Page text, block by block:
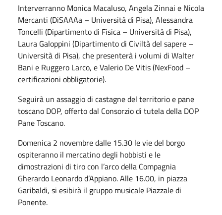
Interverranno Monica Macaluso, Angela Zinnai e Nicola
Mercanti (DiSAAAa – Università di Pisa), Alessandra
Toncelli (Dipartimento di Fisica – Università di Pisa),
Laura Galoppini (Dipartimento di Civiltà del sapere –
Università di Pisa), che presenterà i volumi di Walter
Bani e Ruggero Larco, e Valerio De Vitis (NexFood –
certificazioni obbligatorie).
Seguirà un assaggio di castagne del territorio e pane
toscano DOP, offerto dal Consorzio di tutela della DOP
Pane Toscano.
Domenica 2 novembre dalle 15.30 le vie del borgo
ospiteranno il mercatino degli hobbisti e le
dimostrazioni di tiro con l’arco della Compagnia
Gherardo Leonardo d’Appiano. Alle 16.00, in piazza
Garibaldi, si esibirà il gruppo musicale Piazzale di
Ponente.